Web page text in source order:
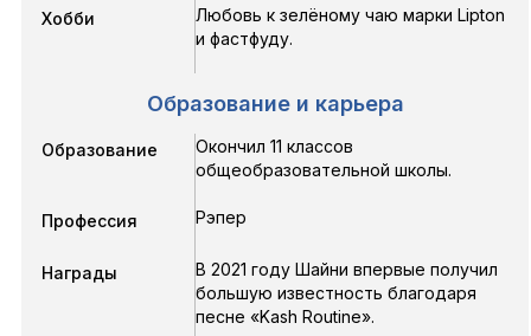
Хобби
Любовь к зелёному чаю марки Lipton
и фастфуду.
Образование и карьера
Образование
Окончил 11 классов
общеобразовательной школы.
Профессия Рэпер
Награды
В 2021 году Шайни впервые получил
большую известность благодаря
песне «Kash Routine».